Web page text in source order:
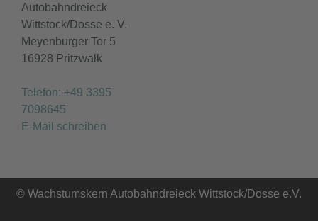
Autobahndreieck
Wittstock/Dosse e. V.
Meyenburger Tor 5
16928 Pritzwalk
Telefon: +49 3395
7098645
E-Mail schreiben
© Wachstumskern Autobahndreieck Wittstock/Dosse e.V.